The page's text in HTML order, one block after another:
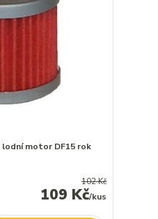
motor DF15 rok
102 Kč
109 Kč/kus